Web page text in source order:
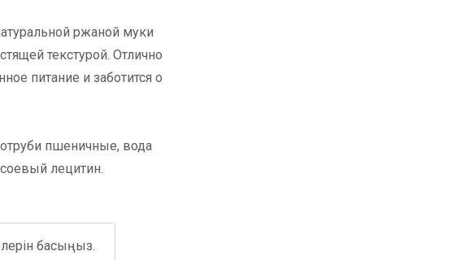
ржаной муки
текстурой. Отлично
питание и заботится о
пшеничные, вода
лецитин.
басыңыз.